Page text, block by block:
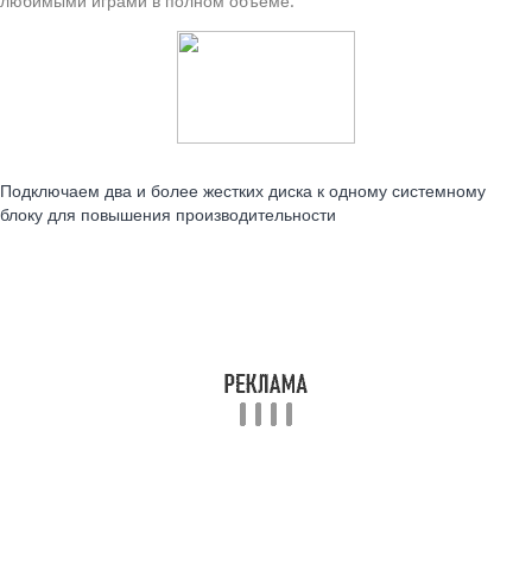
Подключаем два и более жестких диска к одному системному
блоку для повышения производительности